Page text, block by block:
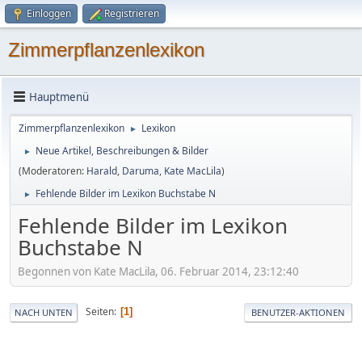
Einloggen Registrieren
Zimmerpflanzenlexikon
Hauptmenü
Zimmerpflanzenlexikon ► Lexikon
►
Neue Artikel, Beschreibungen & Bilder
(Moderatoren: Harald, Daruma, Kate MacLila)
► Fehlende Bilder im Lexikon Buchstabe N
Fehlende Bilder im Lexikon
Buchstabe N
Begonnen von Kate MacLila, 06. Februar 2014, 23:12:40
NACH UNTEN Seiten 1 BENUTZER-AKTIONEN